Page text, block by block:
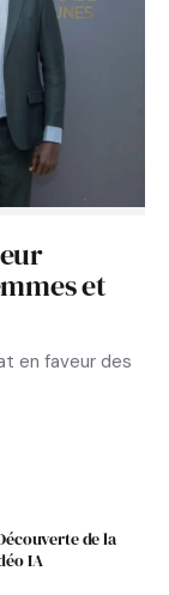
et
en faveur des
de la
IA